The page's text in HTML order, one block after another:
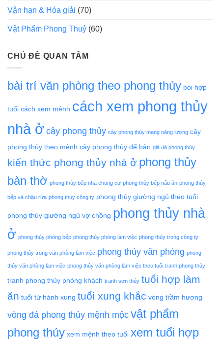
Vận hạn & Hóa giải (70)
Vật Phẩm Phong Thuỷ (60)
CHỦ ĐỀ QUAN TÂM
bài trí văn phòng theo phong thủy bói hợp
tuổi cách xem mệnh cách xem phong thủy
nhà ở cây phong thủy cây phong thủy mang năng lượng cây
phong thủy theo mệnh cây phong thủy để bàn giá đá phong thủy
kiến thức phong thủy nhà ở phong thủy
bàn thờ phong thủy bếp nhà chung cư phong thủy bếp nấu ăn phong thủy
bếp và chậu rửa phong thủy công ty phong thủy giường ngủ theo tuổi
phong thủy giường ngủ vợ chồng phong thủy nhà
ở phong thủy phòng bếp phong thủy phòng làm việc phong thủy trong công ty
phong thủy trong văn phòng làm việc phong thủy văn phòng phong
thủy văn phòng làm việc phong thủy văn phòng làm việc theo tuổi tranh phong thủy
tranh phong thủy phòng khách tranh sơn thủy tuổi hợp làm
ăn tuổi tứ hành xung tuổi xung khắc vòng trầm hương
vòng đá phong thủy mệnh mộc vật phẩm
phong thủy xem mệnh theo tuổi xem tuổi hợp